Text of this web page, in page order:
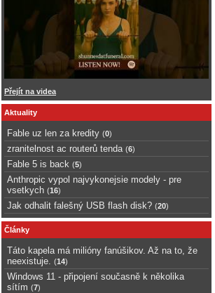
Přejít na videa
Aktuality
Fable uz len za kredity (0)
zranitelnost ac routerů tenda (6)
Fable 5 is back (5)
Anthropic vypol najvykonejsie modely - pre
vsetkych (16)
Jak odhalit falešný USB flash disk? (20)
Články
Táto kapela má milióny fanúšikov. Až na to, že
neexistuje.
(14)
Windows 11 - připojení současně k několika
sítím (7)